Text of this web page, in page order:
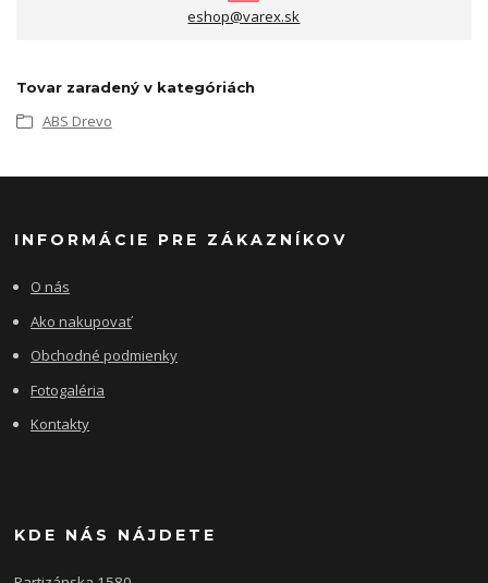
eshop@varex.sk
Tovar zaradený v kategóriách
ABS Drevo
INFORMÁCIE PRE ZÁKAZNÍKOV
O nás
Ako nakupovať
Obchodné podmienky
Fotogaléria
Kontakty
KDE NÁS NÁJDETE